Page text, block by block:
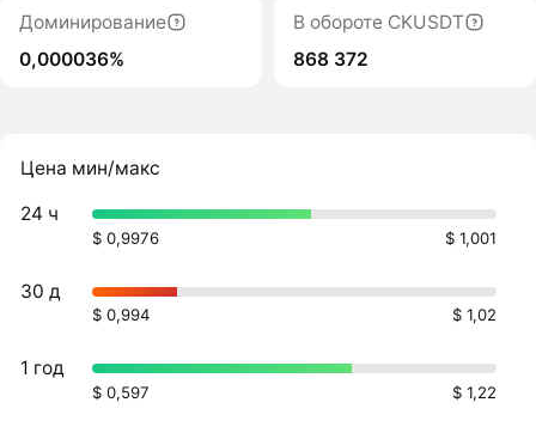
Доминирование
0,000036%
В обороте CKUSDT
868 372
Цена мин/макс
24 ч
$ 0,9976 $ 1,001
30 д
$ 0,994 $ 1,02
1 год
$ 0,597 $ 1,22